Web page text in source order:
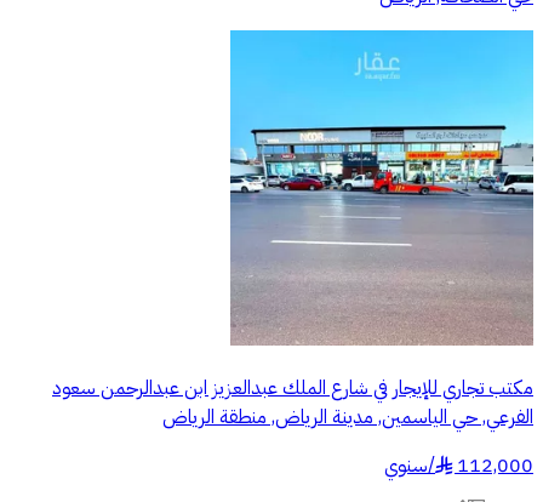
مكتب تجاري للإيجار في شارع الملك عبدالعزيز ابن عبدالرحمن سعود
الفرعي, حي الياسمين, مدينة الرياض, منطقة الرياض
112,000
§
/سنوي